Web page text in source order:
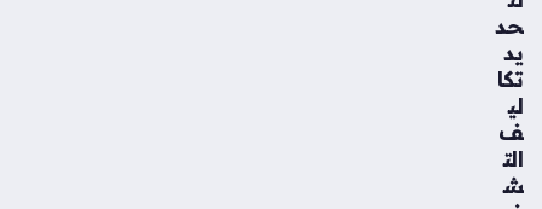
حد
يد
تكا
لي
ف
الت
ش